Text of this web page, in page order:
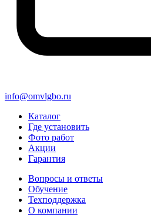
info@omvlgbo.ru
Каталог
Где установить
Фото работ
Акции
Гарантия
Вопросы и ответы
Обучение
Техподдержка
О компании